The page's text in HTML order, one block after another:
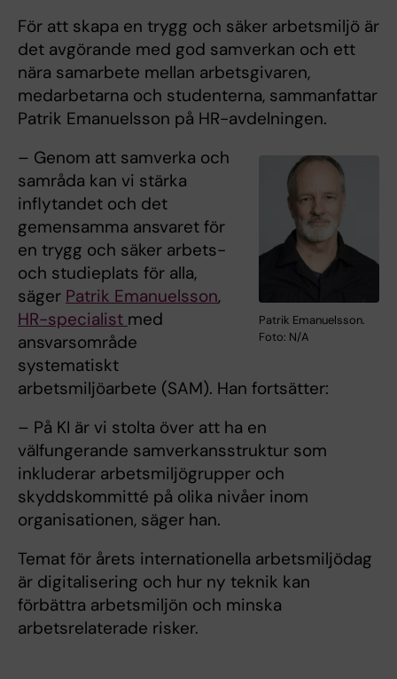
För att skapa en trygg och säker arbetsmiljö är
det avgörande med god samverkan och ett
nära samarbete mellan arbetsgivaren,
medarbetarna och studenterna, sammanfattar
Patrik Emanuelsson på HR-avdelningen.
Patrik Emanuelsson.
Foto: N/A
– Genom att samverka och
samråda kan vi stärka
inflytandet och det
gemensamma ansvaret för
en trygg och säker arbets-
och studieplats för alla,
säger Patrik Emanuelsson,
HR-specialist med
ansvarsområde
systematiskt
arbetsmiljöarbete (SAM). Han fortsätter:
– På KI är vi stolta över att ha en
välfungerande samverkansstruktur som
inkluderar arbetsmiljögrupper och
skyddskommitté på olika nivåer inom
organisationen, säger han.
Temat för årets internationella arbetsmiljödag
är digitalisering och hur ny teknik kan
förbättra arbetsmiljön och minska
arbetsrelaterade risker.